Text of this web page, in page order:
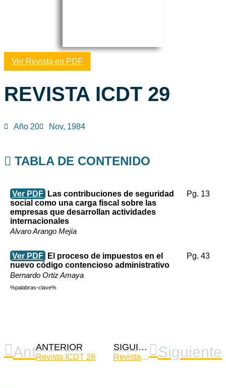
Ver Revista en PDF
REVISTA ICDT 29
Año 20 Nov, 1984
TABLA DE CONTENIDO
Ver PDF
Las contribuciones de seguridad
social como una carga fiscal sobre las
empresas que desarrollan actividades
internacionales
Pg. 13
Alvaro Arango Mejía
Ver PDF
El proceso de impuestos en el
nuevo código contencioso administrativo
Pg. 43
Bernardo Ortiz Amaya
%palabras-clave%
AntANTERIOR
Revista ICDT 28
SIGUIENTE
Revista ICDT 30 Siguiente